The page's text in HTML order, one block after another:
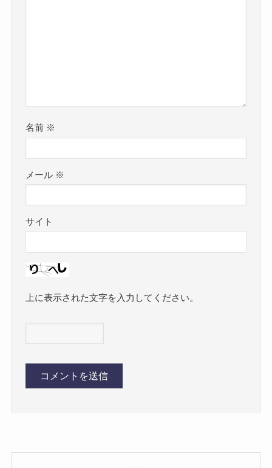
名前 ※
メール ※
サイト
上に表示された文字を入力してください。